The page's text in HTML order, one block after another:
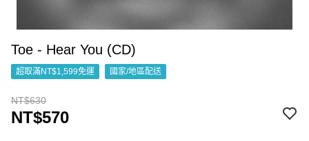
Toe - Hear You (CD)
超取滿NT$1,599免運 國家/地區配送
NT$630
NT$570